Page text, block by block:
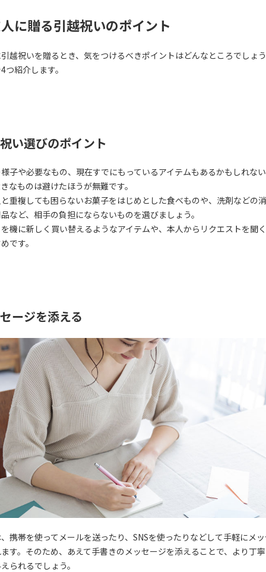
に贈る引越祝いのポイント
越祝いを贈るとき、気をつけるべきポイントはどんなところでしょ
つ紹介します。
い選びのポイント
子や必要なもの、現在すでにもっているアイテムもあるかもしれな
なものは避けたほうが無難です。
重複しても困らないお菓子をはじめとした食べものや、洗剤などの
など、相手の負担にならないものを選びましょう。
機に新しく買い替えるようなアイテムや、本人からリクエストを聞
です。
ージを添える
携帯を使ってメールを送ったり、SNSを使ったりなどして手軽にメ
す。そのため、あえて手書きのメッセージを添えることで、より丁
られるでしょう。